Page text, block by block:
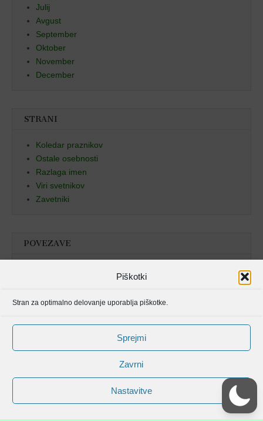
Piškotki
Stran za optimalno delovanje uporablja piškotke.
Sprejmi
Zavrni
Nastavitve
Julij
Avgust
September
Oktober
November
December
STRANI
Koledar praznikov
Ostale osebnosti
Razlaga imen
Viri svetnikov
Zavetniki
POVEZAVE
Avtorske pravice spletišča Svetniki, mučenci in blaženi od © 2006 . Vse